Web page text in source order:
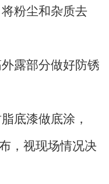
粉尘和杂质去
外露部分做好防锈
底漆做底涂，
，视现场情况决